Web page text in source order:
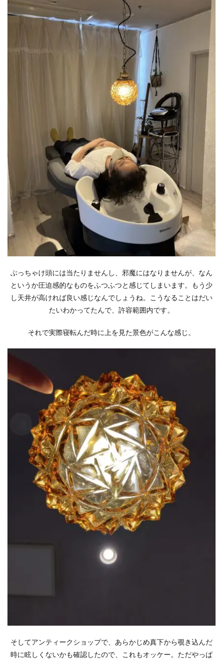
ぶっちゃけ頭には当たりませんし、邪魔にはなりませんが、なん
というか圧迫感的なものをふつふつと感じてしまいます。もう少
し天井が高ければ良い感じなんでしょうね。こうなることはだい
たいわかってたんで、許容範囲内です。
それで実際寝転んだ時に上を見た景色がこんな感じ。
そしてアンティークショップで、あらかじめ真下から覗き込んだ
時に眩しくないかも確認したので、これもオッケー。ただやっぱ